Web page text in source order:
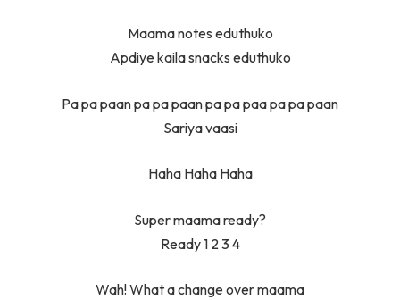
Maama notes eduthuko
Apdiye kaila snacks eduthuko
Pa pa paan pa pa paan pa pa paa pa pa paan
Sariya vaasi
Haha Haha Haha
Super maama ready?
Ready 1 2 3 4
Wah! What a change over maama